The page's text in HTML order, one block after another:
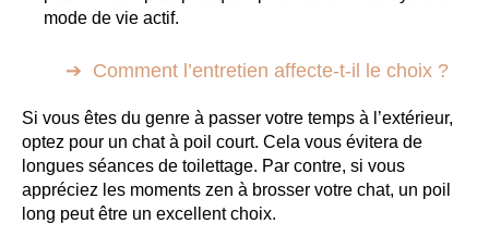
mode de vie actif.
Comment l’entretien affecte-t-il le choix ?
Si vous êtes du genre à passer votre temps à l’extérieur,
optez pour un chat à poil court. Cela vous évitera de
longues séances de toilettage. Par contre, si vous
appréciez les moments zen à brosser votre chat, un poil
long peut être un excellent choix.